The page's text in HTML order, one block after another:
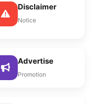
Disclaimer
Notice
Advertise
Promotion